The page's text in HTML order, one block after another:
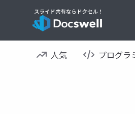
人気 プログラ